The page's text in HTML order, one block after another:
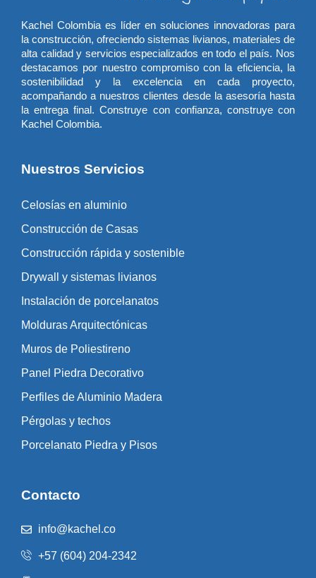
Kachel Colombia es líder en soluciones innovadoras para
la construcción, ofreciendo sistemas livianos, materiales de
alta calidad y servicios especializados en todo el país. Nos
destacamos por nuestro compromiso con la eficiencia, la
sostenibilidad y la excelencia en cada proyecto,
acompañando a nuestros clientes desde la asesoría hasta
la entrega final. Construye con confianza, construye con
Kachel Colombia.
Nuestros Servicios
Celosías en aluminio
Construcción de Casas
Construcción rápida y sostenible
Drywall y sistemas livianos
Instalación de porcelanatos
Molduras Arquitectónicas
Muros de Poliestireno
Panel Piedra Decorativo
Perfiles de Aluminio Madera
Pérgolas y techos
Porcelanato Piedra y Pisos
Contacto
info@kachel.co
+57 (604) 204-2342